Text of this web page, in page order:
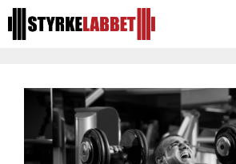
Hoppa
till